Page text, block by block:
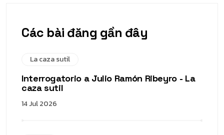
Các bài đăng gần đây
La caza sutil
Interrogatorio a Julio Ramón Ribeyro - La
caza sutil
14 Jul 2026